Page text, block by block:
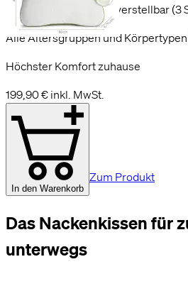
Dreh-, wend- & höhenverstellbar (3
Alle Altersgruppen und
Höchster Komfort zuhause
199,90 € inkl. MwSt.
In den Warenkorb
Zum Produkt
Das Nackenkissen für
unterwegs